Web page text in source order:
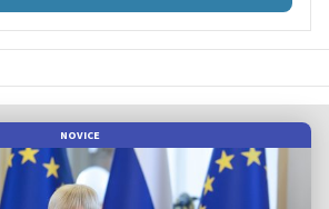
NOVICE